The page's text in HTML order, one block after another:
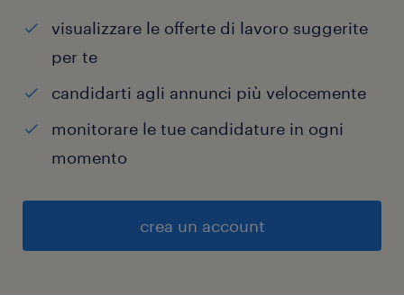
visualizzare le offerte di lavoro suggerite
per te
candidarti agli annunci più velocemente
monitorare le tue candidature in ogni
momento
crea un account